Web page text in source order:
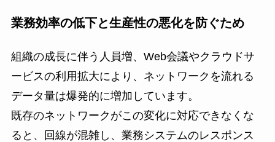
業務効率の低下と生産性の悪化を防ぐため
組織の成長に伴う人員増、Web会議やクラウドサ
ービスの利用拡大により、ネットワークを流れる
データ量は爆発的に増加しています。
既存のネットワークがこの変化に対応できなくな
ると、回線が混雑し、業務システムのレスポンス